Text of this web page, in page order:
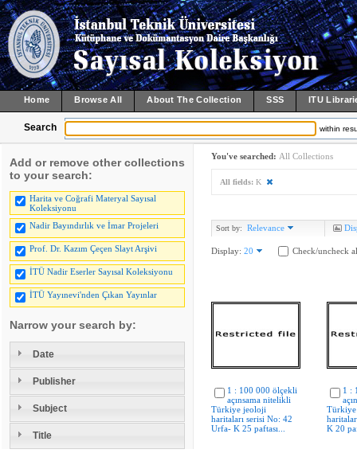
Home Browse All About The Collection SSS ITU
Search within
Add or remove other collections
to your search:
Harita ve Coğrafi Materyal Sayısal
Koleksiyonu
Nadir Bayındırlık ve İmar Projeleri
Prof. Dr. Kazım Çeçen Slayt Arşivi
İTÜ Nadir Eserler Sayısal Koleksiyonu
İTÜ Yayınevi'nden Çıkan Yayınlar
Narrow your search by:
Date
Publisher
Subject
Title
You've searched: All Collections
All fields: K
Sort by: Relevance
Display: 20 Check/uncheck
1 : 100 000 ölçekli
açınsama nitelikli
Türkiye jeoloji
haritaları serisi No: 42
Urfa- K 25 paftası...
1 :
K 20